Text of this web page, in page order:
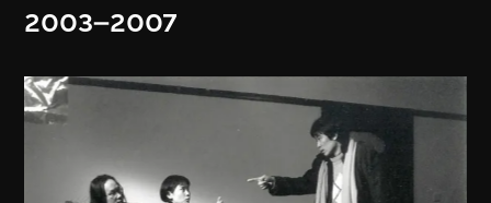
2003–2007